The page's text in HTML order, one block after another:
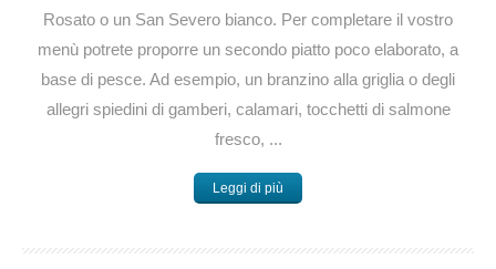
Rosato o un San Severo bianco. Per completare il vostro
menù potrete proporre un secondo piatto poco elaborato, a
base di pesce. Ad esempio, un branzino alla griglia o degli
allegri spiedini di gamberi, calamari, tocchetti di salmone
fresco, ...
Leggi di più